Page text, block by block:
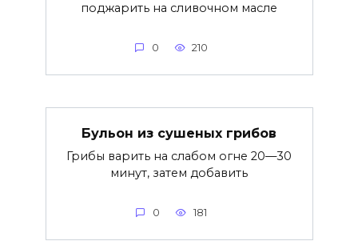
поджарить на сливочном масле
0 210
Бульон из сушеных грибов
Грибы варить на слабом огне 20—30
минут, затем добавить
0 181